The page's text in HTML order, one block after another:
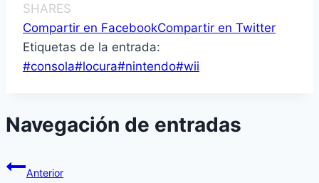
SHARES
Compartir en FacebookCompartir en Twitter
Etiquetas de la entrada:
#consola#locura#nintendo#wii
Navegación de entradas
Anterior